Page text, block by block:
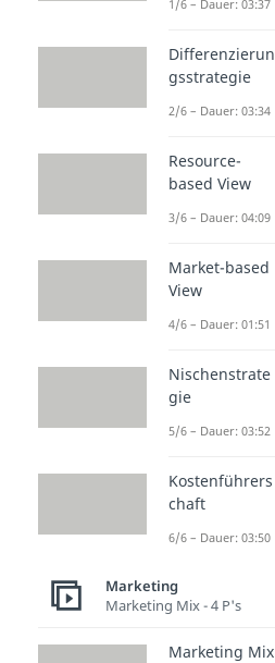
1/6 – Dauer: 03:37
Differenzierun
gsstrategie
2/6 – Dauer: 03:34
Resource-
based View
3/6 – Dauer: 04:09
Market-based
View
4/6 – Dauer: 01:51
Nischenstrate
gie
5/6 – Dauer: 03:52
Kostenführers
chaft
6/6 – Dauer: 03:50
Marketing
Marketing Mix - 4 P's
Marketing Mix